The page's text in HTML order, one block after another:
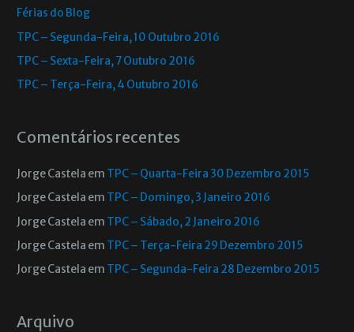
Férias do Blog
TPC – Segunda-Feira, 10 Outubro 2016
TPC – Sexta-Feira, 7 Outubro 2016
TPC – Terça-Feira, 4 Outubro 2016
Comentários recentes
Jorge Castela em TPC – Quarta-Feira 30 Dezembro 2015
Jorge Castela em TPC – Domingo, 3 Janeiro 2016
Jorge Castela em TPC – Sábado, 2 Janeiro 2016
Jorge Castela em TPC – Terça-Feira 29 Dezembro 2015
Jorge Castela em TPC – Segunda-Feira 28 Dezembro 2015
Arquivo